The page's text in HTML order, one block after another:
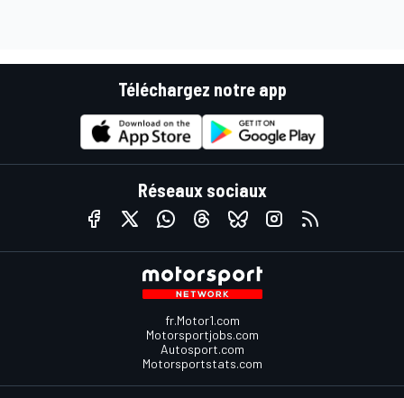
Téléchargez notre app
Réseaux sociaux
fr.Motor1.com
Motorsportjobs.com
Autosport.com
Motorsportstats.com